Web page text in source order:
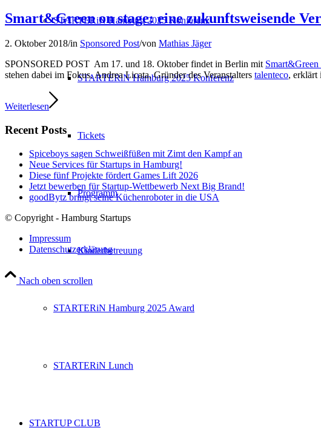
STARTERiN Hamburg 2025 Konferenz
STARTERiN Hamburg 2025 Konferenz
Tickets
Programm
Kinderbetreuung
STARTERiN Hamburg 2025 Award
STARTERiN Lunch
STARTUP CLUB
Smart&Green on stage: eine zukunftsweisende
2. Oktober 2018/in Sponsored Post/von Mathias Jäger
SPONSORED POST Am 17. und 18. Oktober findet in Berlin mit Smart&Green
stehen dabei im Fokus. Andrea Licata, Gründer des Veranstalters talenteco, erklärt
Weiterlesen
Recent Posts
Spiceboys sagen Schweißfüßen mit Zimt den Kampf an
Neue Services für Startups in Hamburg!
Diese fünf Projekte fördert Games Lift 2026
Jetzt bewerben für Startup-Wettbewerb Next Big Brand!
goodBytz bringt seine Küchenroboter in die USA
© Copyright - Hamburg Startups
Impressum
Datenschutzerklärung
Nach oben scrollen